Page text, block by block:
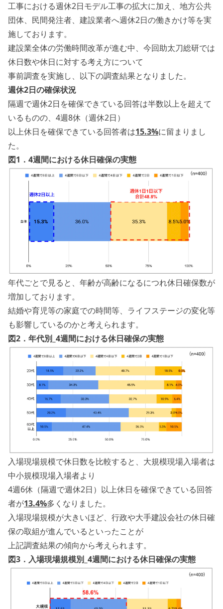
工事における週休2日モデル工事の拡大に加え、地方公共
団体、民間発注者、建設業者へ週休2日の働きかけ等を実
施しております。
建設業全体の労働時間改革が進む中、今回助太刀総研では
休日数や休日に対する考え方について
事前調査を実施し、以下の調査結果となりました。
週休2日の確保状況
隔週で週休2日を確保できている回答は半数以上を超えて
いるものの、4週8休（週休2日）
以上休日を確保できている回答者は15.3%に留まりまし
た。
図1．4週間における休日確保の実態
年代ごとで見ると、年齢が高齢になるにつれ休日確保数が
増加しております。
結婚や育児等の家庭での時間等、ライフステージの変化等
も影響しているのかと考えられます。
図2．年代別_4週間における休日確保の実態
入場現場規模で休日数を比較すると、大規模現場入場者は
中小規模現場入場者より
4週6休（隔週で週休2日）以上休日を確保できている回答
者が13.4%多くなりました。
入場現場規模が大きいほど、行政や大手建設会社の休日確
保の取組が進んでいるといったことが
上記調査結果の傾向から考えられます。
図3．入場現場規模別_4週間における休日確保の実態